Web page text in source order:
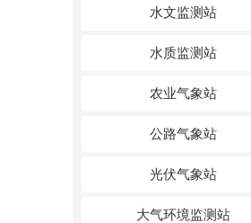
水文监测站
水质监测站
农业气象站
公路气象站
光伏气象站
大气环境监测站